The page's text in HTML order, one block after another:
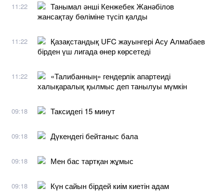
11:22
Танымал әнші Кенжебек Жанәбілов
жансақтау бөліміне түсіп қалды
11:22
Қазақстандық UFC жауынгері Асу Алмабаев
бірден үш лигада өнер көрсетеді
11:22
«Талибанның» гендерлік апартеиді
халықаралық қылмыс деп танылуы мүмкін
09:18 Таксидегі 15 минут
09:18 Дүкендегі бейтаныс бала
09:18 Мен бас тартқан жұмыс
09:18 Күн сайын бірдей киім киетін адам